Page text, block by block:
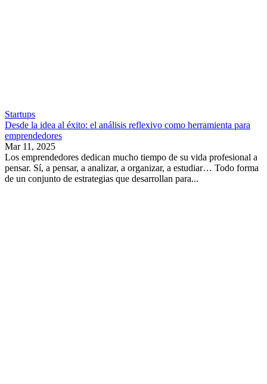
Startups
Desde la idea al éxito: el análisis reflexivo como herramienta para
emprendedores
Mar 11, 2025
Los emprendedores dedican mucho tiempo de su vida profesional a
pensar. Sí, a pensar, a analizar, a organizar, a estudiar… Todo forma
de un conjunto de estrategias que desarrollan para...